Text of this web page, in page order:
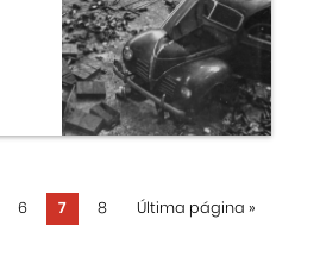
6 7 8 Última página »